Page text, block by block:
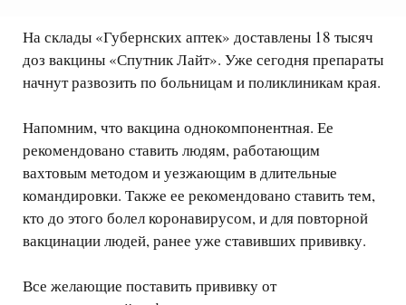
На склады «Губернских аптек» доставлены 18 тысяч
доз вакцины «Спутник Лайт». Уже сегодня препараты
начнут развозить по больницам и поликлиникам края.
Напомним, что вакцина однокомпонентная. Ее
рекомендовано ставить людям, работающим
вахтовым методом и уезжающим в длительные
командировки. Также ее рекомендовано ставить тем,
кто до этого болел коронавирусом, и для повторной
вакцинации людей, ранее уже ставивших прививку.
Все желающие поставить прививку от